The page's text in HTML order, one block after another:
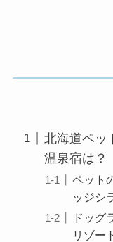
北海道ペッ
温泉宿は？
ペット
ッジシ
ドッグ
リゾー